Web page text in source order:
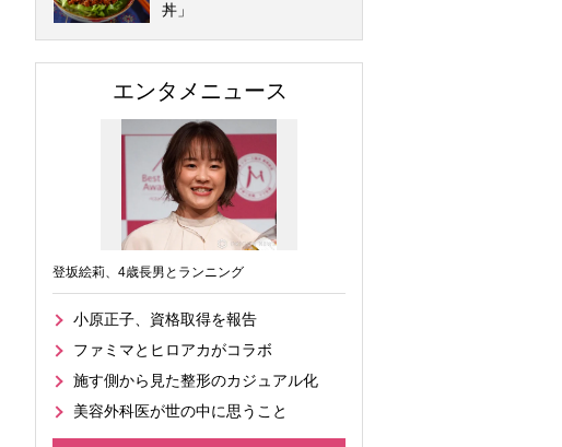
丼」
エンタメニュース
登坂絵莉、4歳長男とランニング
小原正子、資格取得を報告
ファミマとヒロアカがコラボ
施す側から見た整形のカジュアル化
美容外科医が世の中に思うこと